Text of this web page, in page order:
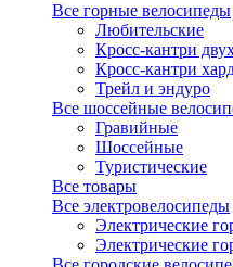
Все горные велосипеды
Любительские
Кросс-кантри
Кросс-кантри
Трейл и эндуро
Все шоссейные
Гравийные
Шоссейные
Туристические
Все товары
Все электровелосипеды
Электрические
Электрические